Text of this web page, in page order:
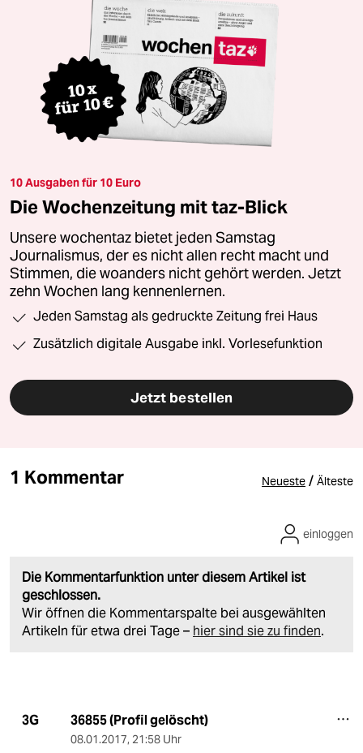
10 Ausgaben für 10 Euro
Die Wochenzeitung mit taz-Blick
Unsere wochentaz bietet jeden Samstag
Journalismus, der es nicht allen recht macht und
Stimmen, die woanders nicht gehört werden. Jetzt
zehn Wochen lang kennenlernen.
Jeden Samstag als gedruckte Zeitung frei Haus
Zusätzlich digitale Ausgabe inkl. Vorlesefunktion
Jetzt bestellen
1 Kommentar Neueste / Älteste
Die Kommentarfunktion unter diesem Artikel ist
geschlossen.
Wir öffnen die Kommentarspalte bei ausgewählten
Artikeln für etwa drei Tage – hier sind sie zu finden.
einloggen
3G 36855 (Profil gelöscht)
08.01.2017, 21:58 Uhr